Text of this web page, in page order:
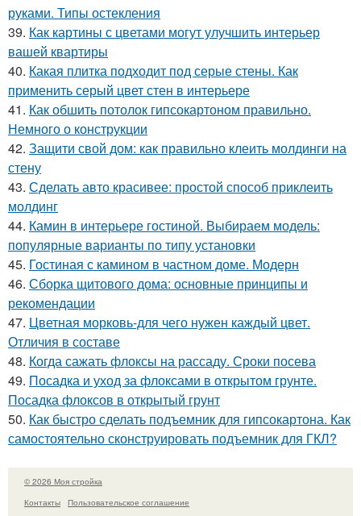
руками. Типы остекления
39. Как картины с цветами могут улучшить интерьер
вашей квартиры
40. Какая плитка подходит под серые стены. Как
применить серый цвет стен в интерьере
41. Как обшить потолок гипсокартоном правильно.
Немного о конструкции
42. Защити свой дом: как правильно клеить молдинги на
стену
43. Сделать авто красивее: простой способ приклеить
молдинг
44. Камин в интерьере гостиной. Выбираем модель:
популярные варианты по типу установки
45. Гостиная с камином в частном доме. Модерн
46. Сборка щитового дома: основные принципы и
рекомендации
47. Цветная морковь-для чего нужен каждый цвет.
Отличия в составе
48. Когда сажать флоксы на рассаду. Сроки посева
49. Посадка и уход за флоксами в открытом грунте.
Посадка флоксов в открытый грунт
50. Как быстро сделать подъемник для гипсокартона. Как
самостоятельно сконструировать подъемник для ГКЛ?
© 2026 Моя стройка
Контакты
Пользовательское соглашение